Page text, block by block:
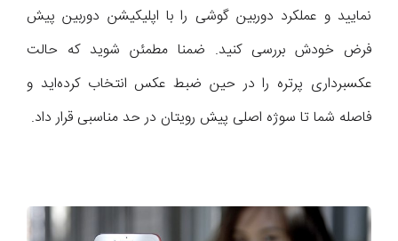
نمایید و عملکرد دوربین گوشی را با اپلیکیشن دوربین پیش
فرض خودش بررسی کنید. ضمنا مطمئن شوید که حالت
عکسبرداری پرتره را در حین ضبط عکس انتخاب کرده‌اید و
فاصله شما تا سوژه اصلی پیش رویتان در حد مناسبی قرار داد.